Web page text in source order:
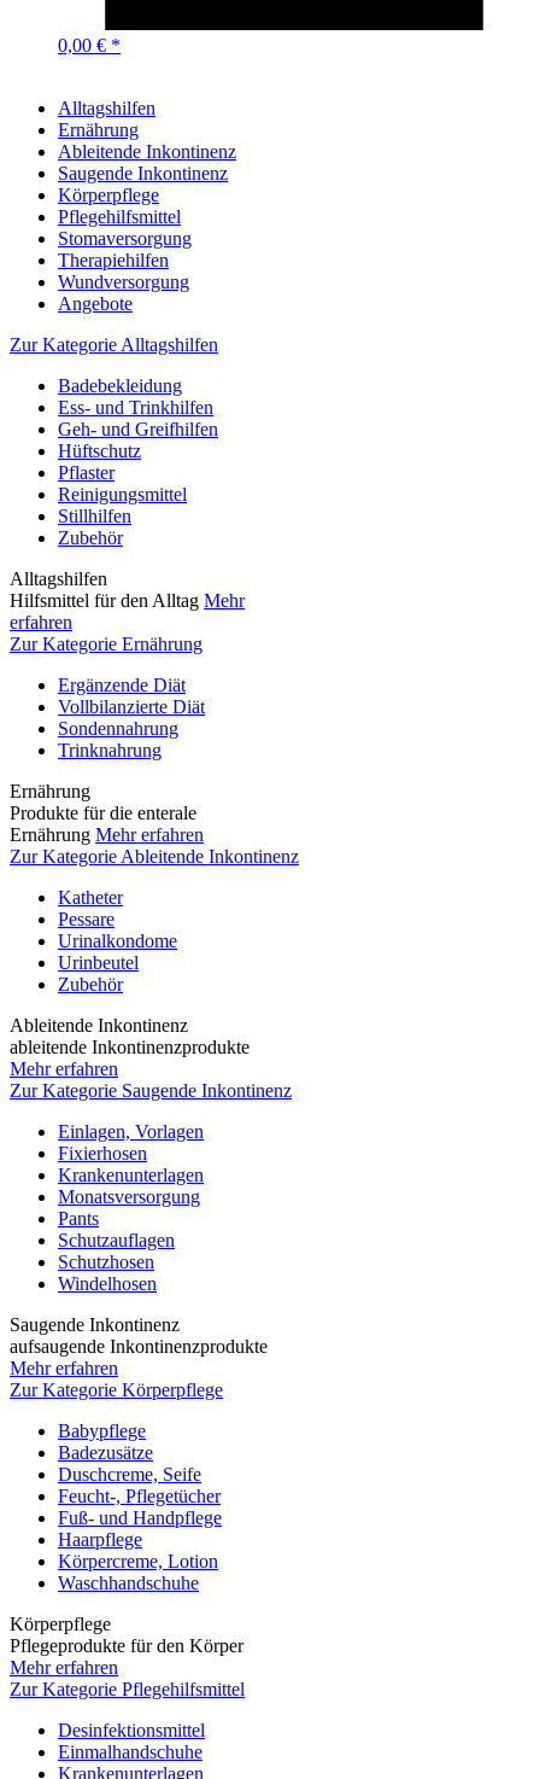
0,00 € *
Alltagshilfen
Ernährung
Ableitende Inkontinenz
Saugende Inkontinenz
Körperpflege
Pflegehilfsmittel
Stomaversorgung
Therapiehilfen
Wundversorgung
Angebote
Zur Kategorie Alltagshilfen
Badebekleidung
Ess- und Trinkhilfen
Geh- und Greifhilfen
Hüftschutz
Pflaster
Reinigungsmittel
Stillhilfen
Zubehör
Alltagshilfen
Hilfsmittel für den Alltag Mehr
erfahren
Zur Kategorie Ernährung
Ergänzende Diät
Vollbilanzierte Diät
Sondennahrung
Trinknahrung
Ernährung
Produkte für die enterale
Ernährung Mehr erfahren
Zur Kategorie Ableitende Inkontinenz
Katheter
Pessare
Urinalkondome
Urinbeutel
Zubehör
Ableitende Inkontinenz
ableitende Inkontinenzprodukte
Mehr erfahren
Zur Kategorie Saugende Inkontinenz
Einlagen, Vorlagen
Fixierhosen
Krankenunterlagen
Monatsversorgung
Pants
Schutzauflagen
Schutzhosen
Windelhosen
Saugende Inkontinenz
aufsaugende Inkontinenzprodukte
Mehr erfahren
Zur Kategorie Körperpflege
Babypflege
Badezusätze
Duschcreme, Seife
Feucht-, Pflegetücher
Fuß- und Handpflege
Haarpflege
Körpercreme, Lotion
Waschhandschuhe
Körperpflege
Pflegeprodukte für den Körper
Mehr erfahren
Zur Kategorie Pflegehilfsmittel
Desinfektionsmittel
Einmalhandschuhe
Krankenunterlagen